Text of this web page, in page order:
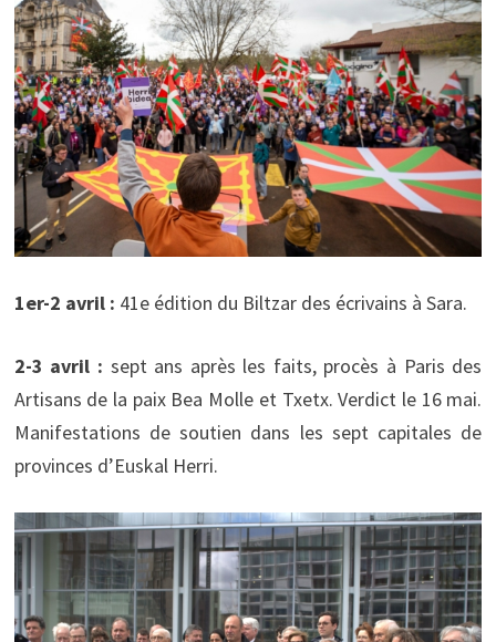
1er-2 avril : 41e édition du Biltzar des écrivains à Sara.
2-3 avril : sept ans après les faits, procès à Paris des
Artisans de la paix Bea Molle et Txetx. Verdict le 16 mai.
Manifestations de soutien dans les sept capitales de
provinces d’Euskal Herri.